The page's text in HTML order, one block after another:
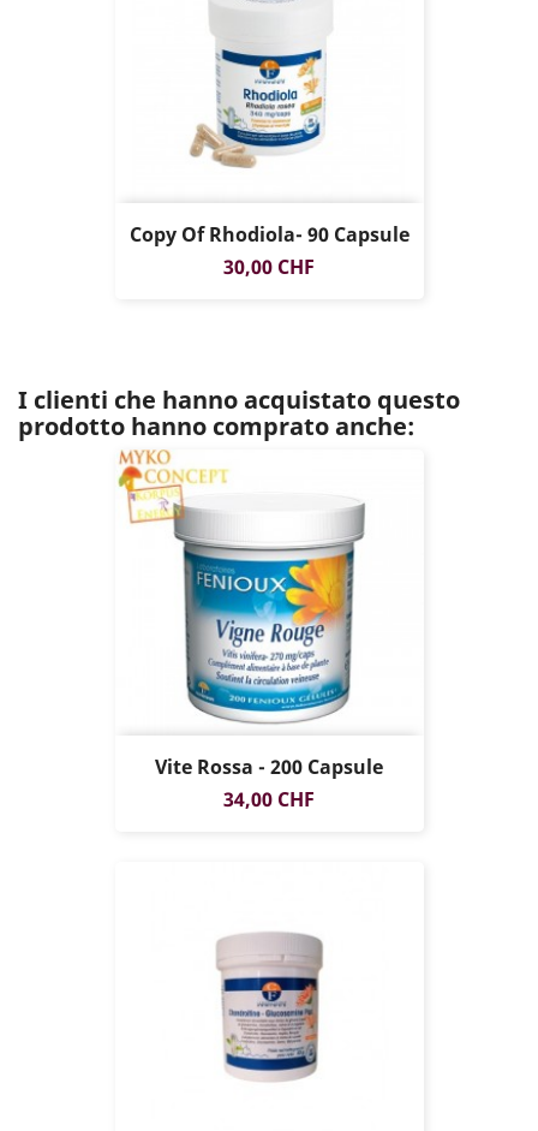
Copy Of Rhodiola- 90 Capsule
Prezzo
30,00 CHF
I clienti che hanno acquistato questo
prodotto hanno comprato anche:
Vite Rossa - 200 Capsule
Prezzo
34,00 CHF